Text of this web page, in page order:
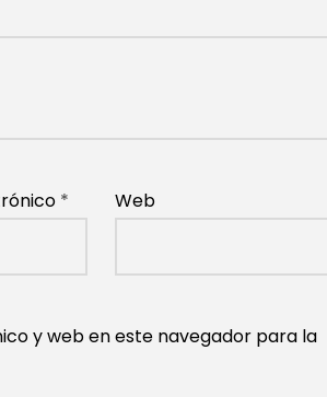
* Web
y web en este navegador para la